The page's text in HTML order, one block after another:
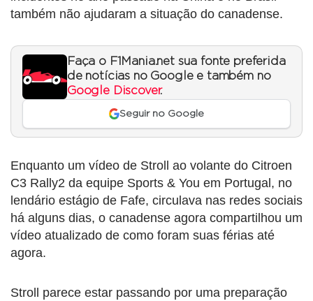
também não ajudaram a situação do canadense.
Faça o F1Mania.net sua fonte preferida
de notícias no Google e também no
Google Discover.
Seguir no Google
Enquanto um vídeo de Stroll ao volante do Citroen
C3 Rally2 da equipe Sports & You em Portugal, no
lendário estágio de Fafe, circulava nas redes sociais
há alguns dias, o canadense agora compartilhou um
vídeo atualizado de como foram suas férias até
agora.
Stroll parece estar passando por uma preparação